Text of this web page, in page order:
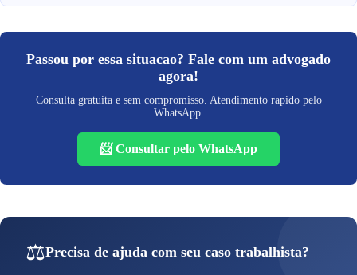
Passou por essa situacao? Fale com um advogado
agora!
Consulta gratuita e sem compromisso. Atendimento rapido pelo
WhatsApp.
📨 Consultar pelo WhatsApp
⚖️Precisa de ajuda com seu caso trabalhista?